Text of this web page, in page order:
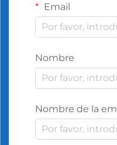
Email
Nombre
Nombre de la